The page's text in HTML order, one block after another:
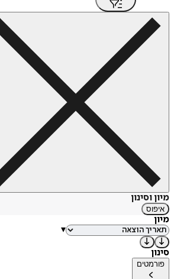
מיון וסינון
איפוס
מיון
▾
סינון
פורמטים